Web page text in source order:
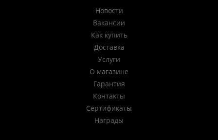
Новости
Вакансии
Как купить
Доставка
Услуги
О магазине
Гарантия
Контакты
Сертификаты
Награды